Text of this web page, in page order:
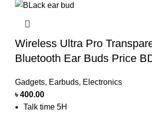
Wireless Ultra Pro
Bluetooth Ear Buds Price
Gadgets, Earbuds, Electronics
৳400.00
Talk time 5H